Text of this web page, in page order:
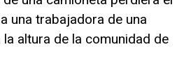
una trabajadora de una
altura de la comunidad de